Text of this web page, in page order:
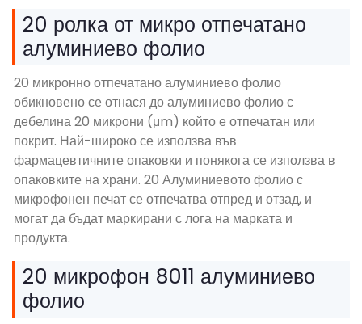
20 ролка от микро отпечатано
алуминиево фолио
20 микронно отпечатано алуминиево фолио
обикновено се отнася до алуминиево фолио с
дебелина 20 микрони (μm) който е отпечатан или
покрит. Най-широко се използва във
фармацевтичните опаковки и понякога се използва в
опаковките на храни. 20 Алуминиевото фолио с
микрофонен печат се отпечатва отпред и отзад, и
могат да бъдат маркирани с лога на марката и
продукта.
20 микрофон 8011 алуминиево
фолио